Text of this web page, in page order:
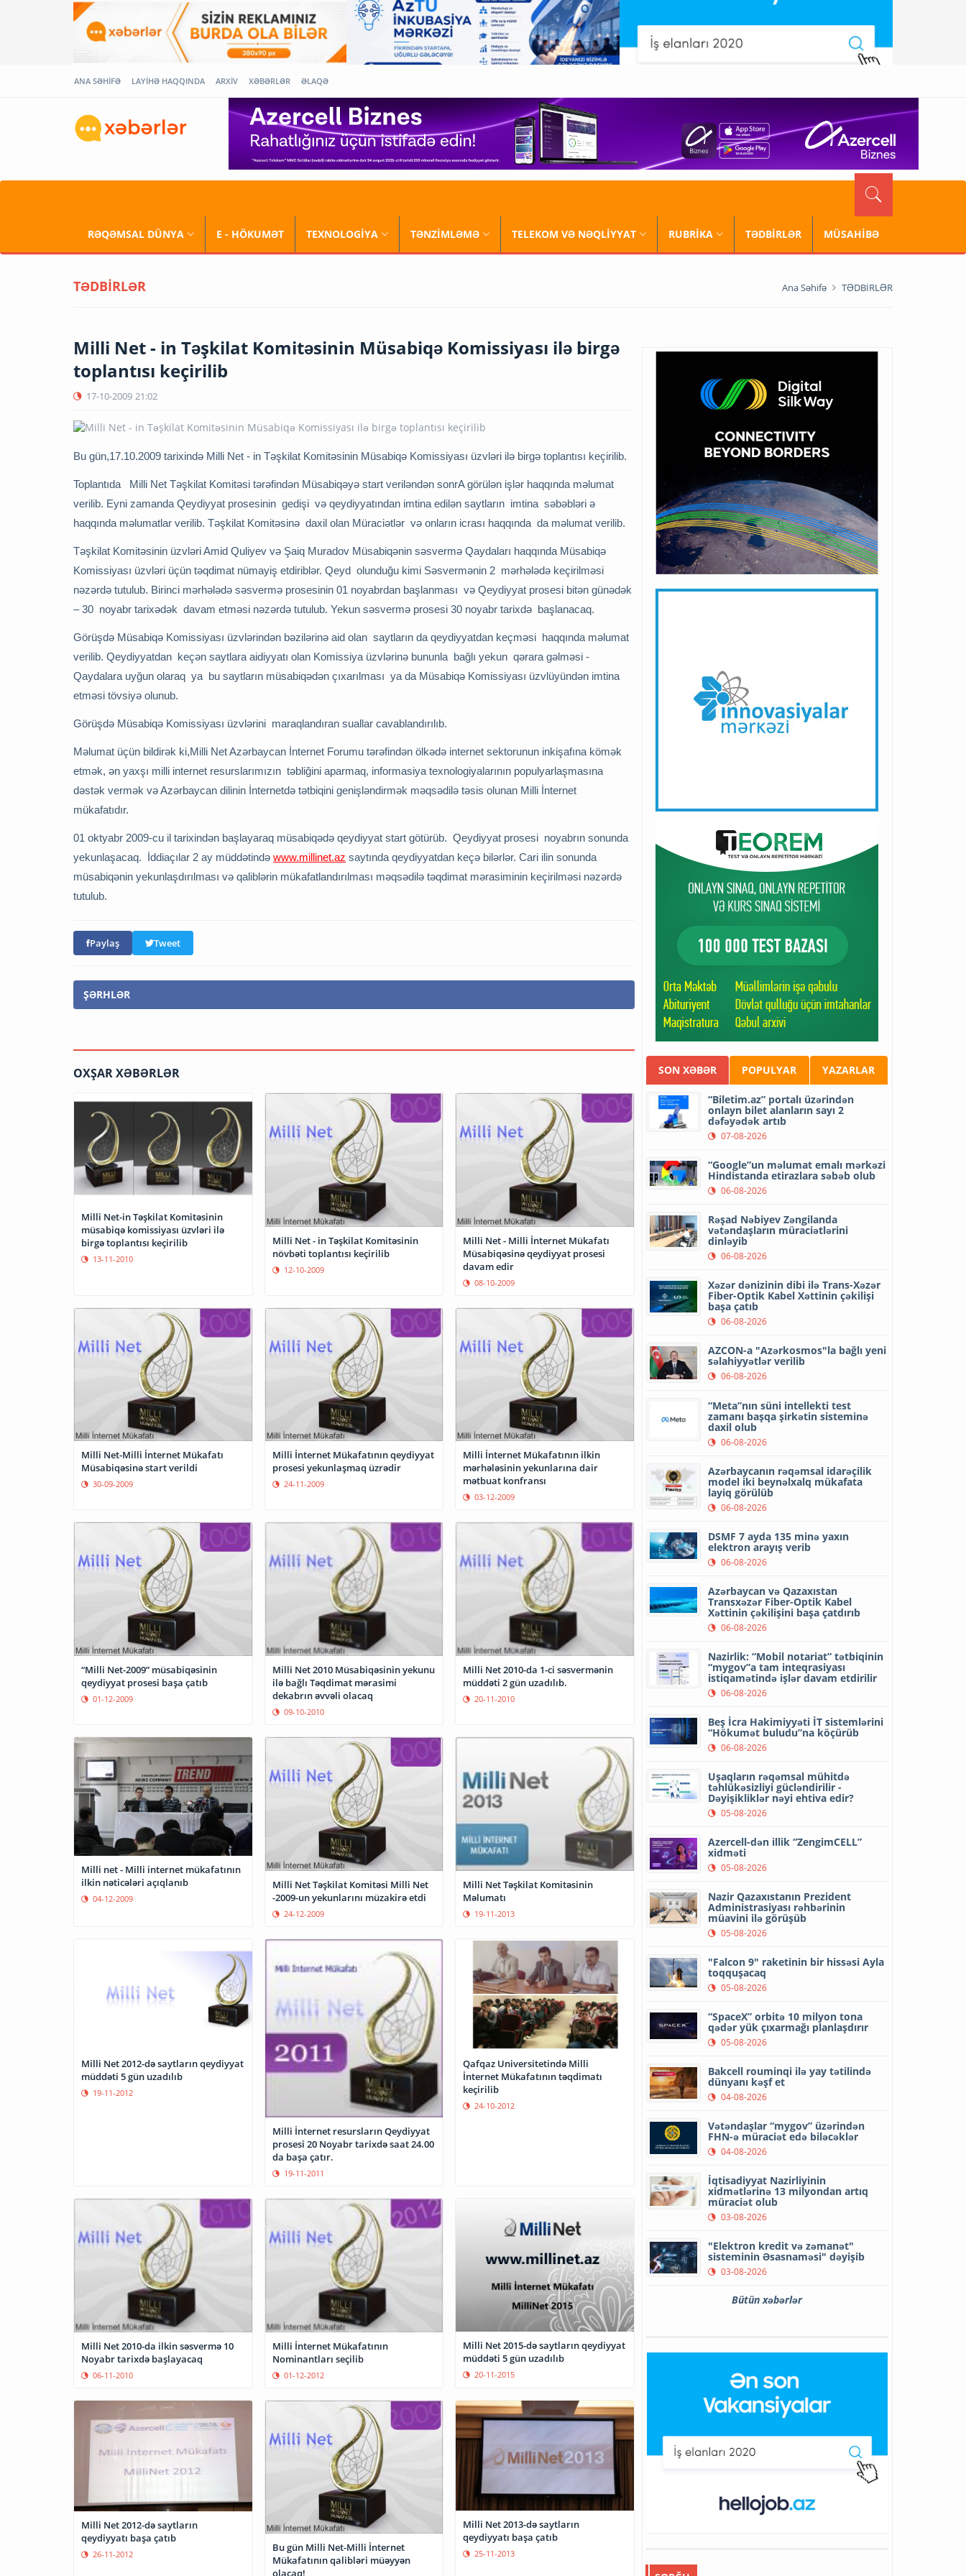
ANA SƏHİFƏ LAYİHƏ HAQQINDA ARXİV XƏBƏRLƏR ƏLAQƏ
RƏQƏMSAL DÜNYA E - HÖKUMƏT TEXNOLOGİYA TƏNZİMLƏMƏ TELEKOM VƏ NƏQLİYYAT RUBRİKA TƏDBİRLƏR MÜSAHİBƏ
TƏDBİRLƏR Ana Səhifə TƏDBİRLƏR
Milli Net - in Təşkilat Komitəsinin Müsabiqə Komissiyası ilə birgə
toplantısı keçirilib
17-10-2009 21:02
Bu gün,17.10.2009 tarixində Milli Net - in Təşkilat Komitəsinin Müsabiqə Komissiyası üzvləri ilə birgə toplantısı keçirilib.
Toplantıda Milli Net Təşkilat Komitəsi tərəfindən Müsabiqəyə start veriləndən sonrA görülən işlər haqqında məlumat
verilib. Eyni zamanda Qeydiyyat prosesinin gedişi və qeydiyyatından imtina edilən saytların imtina səbəbləri ə
haqqında məlumatlar verilib. Təşkilat Komitəsinə daxil olan Müraciətlər və onların icrası haqqında da məlumat verilib.
Təşkilat Komitəsinin üzvləri Amid Quliyev və Şaiq Muradov Müsabiqənin səsvermə Qaydaları haqqında Müsabiqə
Komissiyası üzvləri üçün təqdimat nümayiş etdiriblər. Qeyd olunduğu kimi Səsvermənin 2 mərhələdə keçirilməsi
nəzərdə tutulub. Birinci mərhələdə səsvermə prosesinin 01 noyabrdan başlanması və Qeydiyyat prosesi bitən günədək
– 30 noyabr tarixədək davam etməsi nəzərdə tutulub. Yekun səsvermə prosesi 30 noyabr tarixdə başlanacaq.
Görüşdə Müsabiqə Komissiyası üzvlərindən bəzilərinə aid olan saytların da qeydiyyatdan keçməsi haqqında məlumat
verilib. Qeydiyyatdan keçən saytlara aidiyyatı olan Komissiya üzvlərinə bununla bağlı yekun qərara gəlməsi -
Qaydalara uyğun olaraq ya bu saytların müsabiqədən çıxarılması ya da Müsabiqə Komissiyası üzvlüyündən imtina
etməsi tövsiyə olunub.
Görüşdə Müsabiqə Komissiyası üzvlərini maraqlandıran suallar cavablandırılıb.
Məlumat üçün bildirək ki,Milli Net Azərbaycan İnternet Forumu tərəfindən ölkədə internet sektorunun inkişafına kömək
etmək, ən yaxşı milli internet resurslarımızın təbliğini aparmaq, informasiya texnologiyalarının populyarlaşmasına
dəstək vermək və Azərbaycan dilinin İnternetdə tətbiqini genişləndirmək məqsədilə təsis olunan Milli İnternet
mükafatıdır.
01 oktyabr 2009-cu il tarixindən başlayaraq müsabiqədə qeydiyyat start götürüb. Qeydiyyat prosesi noyabrın sonunda
yekunlaşacaq. İddiaçılar 2 ay müddətində www.millinet.az saytında qeydiyyatdan keçə bilərlər. Cari ilin sonunda
müsabiqənin yekunlaşdırılması və qaliblərin mükafatlandırılması məqsədilə təqdimat mərasiminin keçirilməsi nəzərdə
tutulub.
Paylaş Tweet
ŞƏRHLƏR
OXŞAR XƏBƏRLƏR
Milli Net-in Təşkilat Komitəsinin
müsabiqə komissiyası üzvləri ilə
birgə toplantısı keçirilib
13-11-2010
Milli Net - in Təşkilat Komitəsinin
növbəti toplantısı keçirilib
12-10-2009
Milli Net - Milli İnternet Mükafatı
Müsabiqəsinə qeydiyyat prosesi
davam edir
08-10-2009
Milli Net-Milli İnternet Mükafatı
Müsabiqəsinə start verildi
30-09-2009
Milli İnternet Mükafatının qeydiyyat
prosesi yekunlaşmaq üzrədir
24-11-2009
Milli İnternet Mükafatının ilkin
mərhələsinin yekunlarına dair
mətbuat konfransı
03-12-2009
“Milli Net-2009” müsabiqəsinin
qeydiyyat prosesi başa çatıb
01-12-2009
Milli Net 2010 Müsabiqəsinin yekunu
ilə bağlı Təqdimat mərasimi
dekabrın əvvəli olacaq
09-10-2010
Milli Net 2010-da 1-ci səsvermənin
müddəti 2 gün uzadılıb.
20-11-2010
Milli net - Milli internet mükafatının
ilkin nəticələri açıqlanıb
04-12-2009
Milli Net Təşkilat Komitəsi Milli Net
-2009-un yekunlarını müzakirə etdi
24-12-2009
Milli Net Təşkilat Komitəsinin
Məlumatı
19-11-2013
Milli Net 2012-də saytların qeydiyyat
müddəti 5 gün uzadılıb
19-11-2012
Milli İnternet resursların Qeydiyyat
prosesi 20 Noyabr tarixdə saat 24.00
da başa çatır.
19-11-2011
Qafqaz Universitetində Milli
İnternet Mükafatının təqdimatı
keçirilib
24-10-2012
Milli Net 2010-da ilkin səsvermə 10
Noyabr tarixdə başlayacaq
06-11-2010
Milli İnternet Mükafatının
Nominantları seçilib
01-12-2012
Milli Net 2015-də saytların qeydiyyat
müddəti 5 gün uzadılıb
20-11-2015
Milli Net 2012-də saytların
qeydiyyatı başa çatıb
26-11-2012
Bu gün Milli Net-Milli İnternet
Mükafatının qalibləri müəyyən
Milli Net 2013-də saytların
qeydiyyatı başa çatıb
25-11-2013
SON XƏBƏR POPULYAR YAZARLAR
“Biletim.az” portalı üzərindən
onlayn bilet alanların sayı 2
dəfəyədək artıb
07-08-2026
“Google”un məlumat emalı mərkəzi
Hindistanda etirazlara səbəb olub
06-08-2026
Rəşad Nəbiyev Zəngilanda
vətəndaşların müraciətlərini
dinləyib
06-08-2026
Xəzər dənizinin dibi ilə Trans-Xəzər
Fiber-Optik Kabel Xəttinin çəkilişi
başa çatıb
06-08-2026
AZCON-a "Azərkosmos"la bağlı yeni
səlahiyyətlər verilib
06-08-2026
“Meta”nın süni intellekti test
zamanı başqa şirkətin sisteminə
daxil olub
06-08-2026
Azərbaycanın rəqəmsal idarəçilik
model iki beynəlxalq mükafata
layiq görülüb
06-08-2026
DSMF 7 ayda 135 minə yaxın
elektron arayış verib
06-08-2026
Azərbaycan və Qazaxıstan
Transxəzər Fiber-Optik Kabel
Xəttinin çəkilişini başa çatdırıb
06-08-2026
Nazirlik: “Mobil notariat” tətbiqinin
“mygov”a tam inteqrasiyası
istiqamətində işlər davam etdirilir
06-08-2026
Beş İcra Hakimiyyəti İT sistemlərini
“Hökumət buludu”na köçürüb
06-08-2026
Uşaqların rəqəmsal mühitdə
təhlükəsizliyi gücləndirilir -
Dəyişikliklər nəyi ehtiva edir?
05-08-2026
Azercell-dən illik “ZengimCELL”
xidməti
05-08-2026
Nazir Qazaxıstanın Prezident
Administrasiyası rəhbərinin
müavini ilə görüşüb
05-08-2026
"Falcon 9" raketinin bir hissəsi Ayla
toqquşacaq
05-08-2026
“SpaceX” orbitə 10 milyon tona
qədər yük çıxarmağı planlaşdırır
05-08-2026
Bakcell rouminqi ilə yay tətilində
dünyanı kəşf et
04-08-2026
Vətəndaşlar “mygov” üzərindən
FHN-ə müraciət edə biləcəklər
04-08-2026
İqtisadiyyat Nazirliyinin
xidmətlərinə 13 milyondan artıq
müraciət olub
03-08-2026
"Elektron kredit və zəmanət"
sisteminin Əsasnaməsi" dəyişib
03-08-2026
Bütün xəbərlər